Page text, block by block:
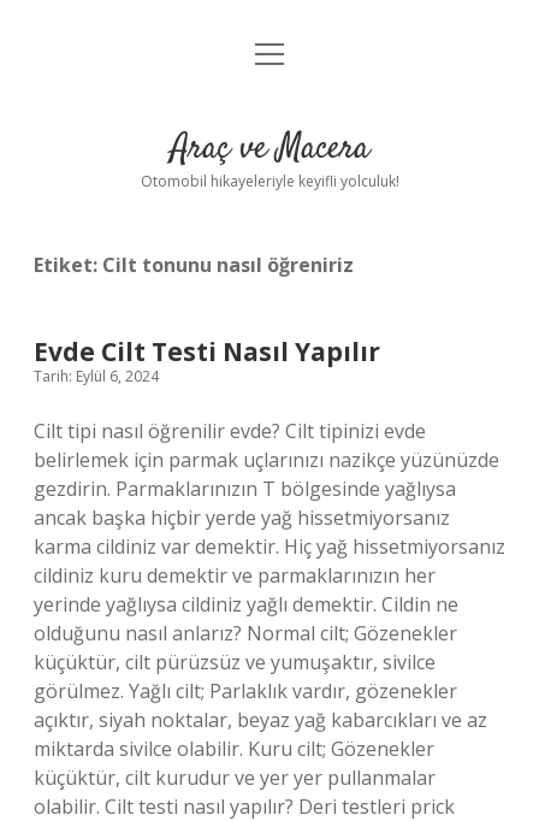
Anasayfa
Yasal Uyarı
menüyü
Araç ve Macera
Otomobil hikayeleriyle keyifli yolculuk!
Etiket: Cilt tonunu nasıl öğreniriz
Evde Cilt Testi Nasıl Yapılır
Tarih: Eylül 6, 2024
Cilt tipi nasıl öğrenilir evde? Cilt tipinizi evde
belirlemek için parmak uçlarınızı nazikçe yüzünüzde
gezdirin. Parmaklarınızın T bölgesinde yağlıysa
ancak başka hiçbir yerde yağ hissetmiyorsanız
karma cildiniz var demektir. Hiç yağ hissetmiyorsanız
cildiniz kuru demektir ve parmaklarınızın her
yerinde yağlıysa cildiniz yağlı demektir. Cildin ne
olduğunu nasıl anlarız? Normal cilt; Gözenekler
küçüktür, cilt pürüzsüz ve yumuşaktır, sivilce
görülmez. Yağlı cilt; Parlaklık vardır, gözenekler
açıktır, siyah noktalar, beyaz yağ kabarcıkları ve az
miktarda sivilce olabilir. Kuru cilt; Gözenekler
küçüktür, cilt kurudur ve yer yer pullanmalar
olabilir. Cilt testi nasıl yapılır? Deri testleri prick